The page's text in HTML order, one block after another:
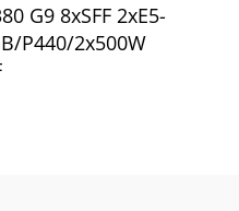
G9 8xSFF 2xE5-
P440/2x500W